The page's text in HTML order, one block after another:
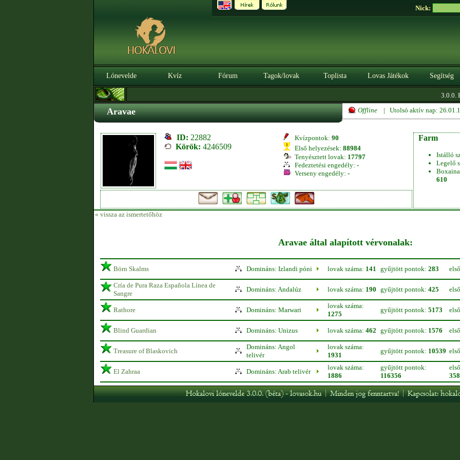
Nick:
Lónevelde Kvíz Fórum Tagok/lovak Toplista Lovas Játékok Segítség
3.0.0.
Aravae Offline | Utolsó aktív nap:
ID: 22882
Körök: 4246509
Kvízpontok: 90
Első helyezések: 88984
Tenyésztett lovak: 17797
Fedeztetési engedély: -
Verseny engedély: -
Farm
Istálló
Legelő
610
« vissza az ismertetőhöz
Aravae által alapított vérvonalak:
Börn Skalms Domináns: Izlandi póni lovak száma: 141 gyűjtött pontok: 283
Cría de Pura Raza Española Línea de
Sangre
Domináns: Andalúz lovak száma: 190 gyűjtött pontok: 425
Rathore Domináns: Marwari
lovak száma:
1275
gyűjtött pontok: 5173
Blind Guardian Domináns: Unizus lovak száma: 462 gyűjtött pontok: 1576
Treasure of Blaskovich
Domináns: Angol
telivér
lovak száma:
1931
gyűjtött pontok: 10539
El Zahraa Domináns: Arab telivér
lovak száma:
1886
gyűjtött pontok:
116356